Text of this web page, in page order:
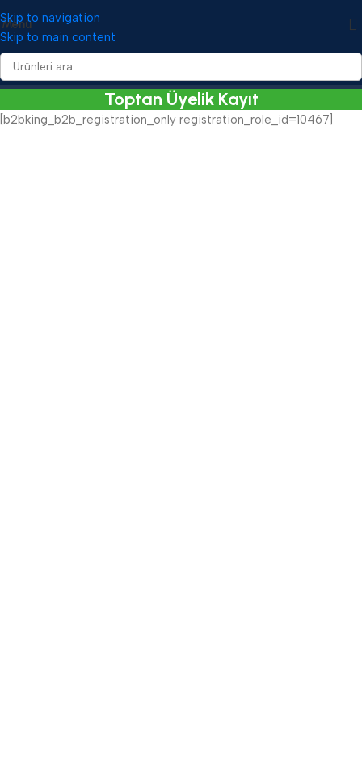
Skip to navigation
Skip to main content
Menü
Toptan Üyelik Kayıt
[b2bking_b2b_registration_only registration_role_id=10467]